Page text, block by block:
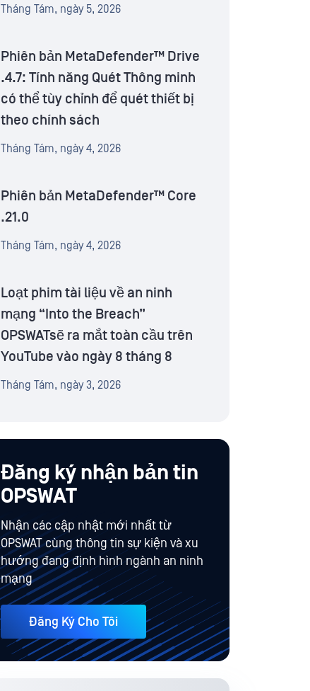
Tháng Tám, ngày 5, 2026
Phiên bản MetaDefender™ Drive
.4.7: Tính năng Quét Thông minh
có thể tùy chỉnh để quét thiết bị
theo chính sách
Tháng Tám, ngày 4, 2026
Phiên bản MetaDefender™ Core
.21.0
Tháng Tám, ngày 4, 2026
Loạt phim tài liệu về an ninh
mạng “Into the Breach”
OPSWATsẽ ra mắt toàn cầu trên
YouTube vào ngày 8 tháng 8
Tháng Tám, ngày 3, 2026
Đăng ký nhận bản tin
OPSWAT
Nhận các cập nhật mới nhất từ
OPSWAT cùng thông tin sự kiện và xu
hướng đang định hình ngành an ninh
mạng
Đăng Ký Cho Tôi